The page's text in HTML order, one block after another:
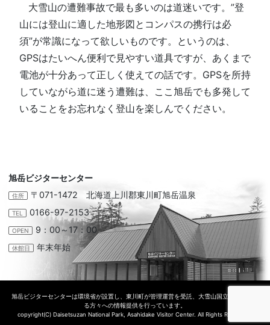
大雪山の遭難事故で最も多いのは道迷いです。”登
山には登山に適した地形図とコンパスの携行は必
須”が常識になって欲しいものです。というのは、
GPSはたいへん便利で見やすい道具ですが、あくまで
電池が十分あって正しく使えての話です。GPSを所持
していながら道に迷う遭難は、ここ旭岳でも多発して
いることをお忘れなく登山を楽しんでください。
旭岳ビジターセンター
住所 〒071-1472 北海道上川郡東川町旭岳温泉
TEL 0166-97-2153
OPEN 9：00～17：00
休館日 年末年始
旭岳ビジターセンターは環境省が設置し、東川町が管理運営を受託、大雪山国立公園に訪れ
る方々への情報提供を行っています。
copyright(C) Daisetsuzan National Park, Asahidake Visitor Center. All Rights Reserved.